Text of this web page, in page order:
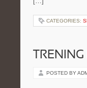
CATEGORIES:
POSTED BY